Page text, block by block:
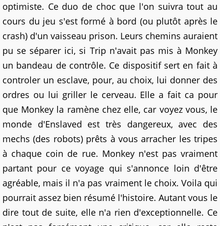
optimiste. Ce duo de choc que l'on suivra tout au
cours du jeu s'est formé à bord (ou plutôt après le
crash) d'un vaisseau prison. Leurs chemins auraient
pu se séparer ici, si Trip n'avait pas mis à Monkey
un bandeau de contrôle. Ce dispositif sert en fait à
controler un esclave, pour, au choix, lui donner des
ordres ou lui griller le cerveau. Elle a fait ca pour
que Monkey la ramène chez elle, car voyez vous, le
monde d'Enslaved est très dangereux, avec des
mechs (des robots) prêts à vous arracher les tripes
à chaque coin de rue. Monkey n'est pas vraiment
partant pour ce voyage qui s'annonce loin d'être
agréable, mais il n'a pas vraiment le choix. Voila qui
pourrait assez bien résumé l'histoire. Autant vous le
dire tout de suite, elle n'a rien d'exceptionnelle. Ce